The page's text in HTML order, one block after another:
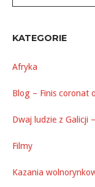
KATEGORIE
Afryka
Blog – Finis coronat
Dwaj ludzie z Galicji
Filmy
Kazania